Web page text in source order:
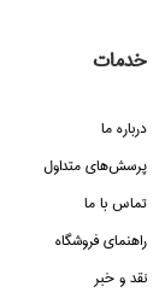
خدمات
درباره ما
پرسش‌هاي متداول
تماس با ما
راهنماي فروشگاه
نقد و خبر